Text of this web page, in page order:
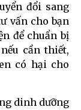
đổi sang
vấn cho bạn
để chuẩn bị
cần thiết,
có hại cho
dinh dưỡng